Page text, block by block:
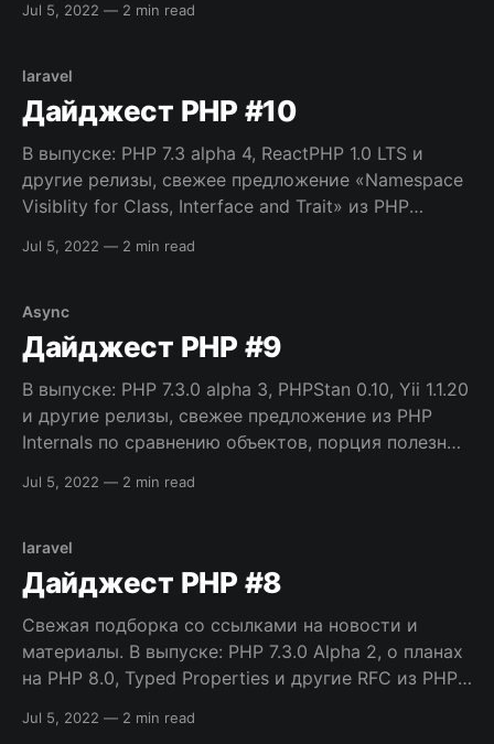
Новости и релизы * PHP 7.3.0RC4 — Ожидается
Jul 5, 2022 — 2 min read
laravel
Дайджест PHP #10
В выпуске: PHP 7.3 alpha 4, ReactPHP 1.0 LTS и
другие релизы, свежее предложение «Namespace
Visiblity for Class, Interface and Trait» из PHP
порция полезных инструментов, и многое другое.
Jul 5, 2022 — 2 min read
Async
Дайджест PHP #9
В выпуске: PHP 7.3.0 alpha 3, PHPStan 0.10, Yii 1.1.20
и другие релизы, свежее предложение из PHP
Internals по сравнению объектов, порция полезных
чтения! [sendpulse-form id=”278″] Новости и
релиз
Jul 5, 2022 — 2 min read
laravel
Дайджест PHP #8
Свежая подборка со ссылками на новости и
материалы. В выпуске: PHP 7.3.0 Alpha 2, о планах
на PHP 8.0, Typed Properties и другие RFC из PHP
многое другое. Приятного чтения! [sendpulse-form
Jul 5, 2022 — 2 min read